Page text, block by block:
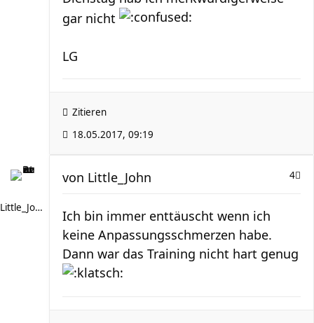
gar nicht
LG
Zitieren
18.05.2017, 09:19
Little_John
4
von Little_John
Ich bin immer enttäuscht wenn ich
keine Anpassungsschmerzen habe.
Dann war das Training nicht hart genug